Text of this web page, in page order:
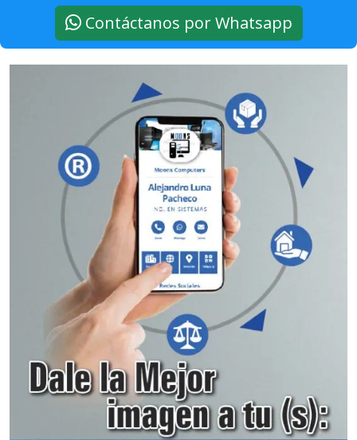
Contáctanos por Whatsapp